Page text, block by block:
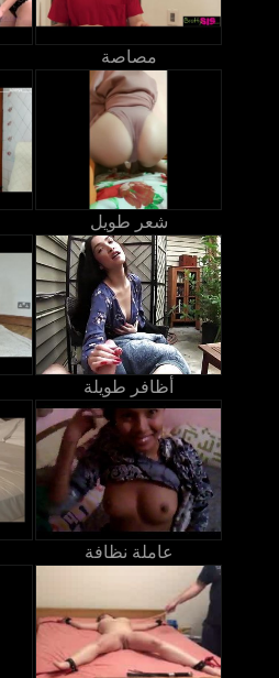
مصاصة
شعر طويل
أظافر طويلة
عاملة نظافة